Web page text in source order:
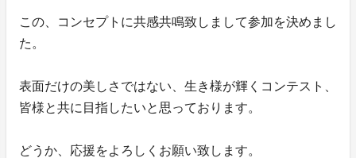
この、コンセプトに共感共鳴致しまして参加を決めまし
た。
表面だけの美しさではない、生き様が輝くコンテスト、
皆様と共に目指したいと思っております。
どうか、応援をよろしくお願い致します。